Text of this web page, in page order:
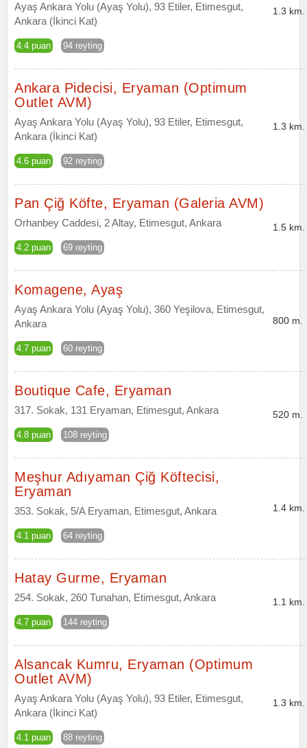
Ayaş Ankara Yolu (Ayaş Yolu), 93 Etiler, Etimesgut,
Ankara (İkinci Kat)
4.4 puan 94 reyting
1.3 km.
Ankara Pidecisi, Eryaman (Optimum
Outlet AVM)
Ayaş Ankara Yolu (Ayaş Yolu), 93 Etiler, Etimesgut,
Ankara (İkinci Kat)
4.6 puan 92 reyting
1.3 km.
Pan Çiğ Köfte, Eryaman (Galeria AVM)
Orhanbey Caddesi, 2 Altay, Etimesgut, Ankara
4.2 puan 69 reyting
1.5 km.
Komagene, Ayaş
Ayaş Ankara Yolu (Ayaş Yolu), 360 Yeşilova, Etimesgut,
Ankara
4.7 puan 60 reyting
800 m.
Boutique Cafe, Eryaman
317. Sokak, 131 Eryaman, Etimesgut, Ankara
4.8 puan 108 reyting
520 m.
Meşhur Adıyaman Çiğ Köftecisi,
Eryaman
353. Sokak, 5/A Eryaman, Etimesgut, Ankara
4.1 puan 64 reyting
1.4 km.
Hatay Gurme, Eryaman
254. Sokak, 260 Tunahan, Etimesgut, Ankara
4.7 puan 144 reyting
1.1 km.
Alsancak Kumru, Eryaman (Optimum
Outlet AVM)
Ayaş Ankara Yolu (Ayaş Yolu), 93 Etiler, Etimesgut,
Ankara (İkinci Kat)
4.1 puan 88 reyting
1.3 km.